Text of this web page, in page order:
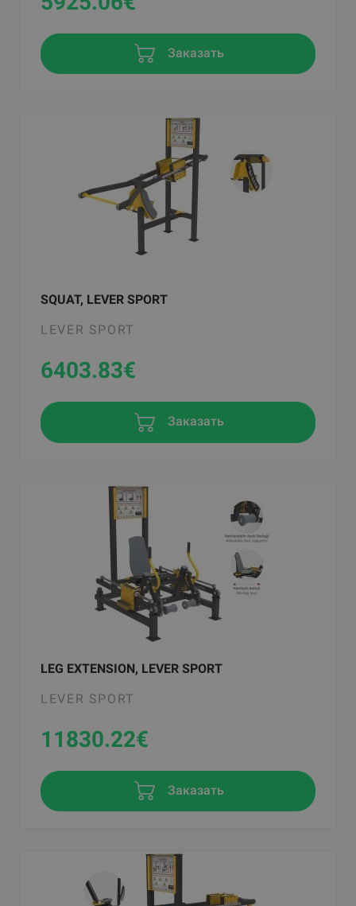
Заказать
SQUAT, LEVER SPORT
LEVER SPORT
6403.83€
Заказать
LEG EXTENSION, LEVER SPORT
LEVER SPORT
11830.22€
Заказать